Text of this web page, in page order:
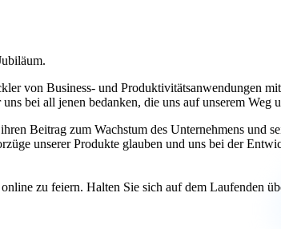
von Business- und Produktivitätsanwendungen
bei all jenen bedanken, die uns auf unserem Weg
Beitrag zum Wachstum des Unternehmens und
unserer Produkte glauben und uns bei der
zu feiern. Halten Sie sich auf dem Laufenden